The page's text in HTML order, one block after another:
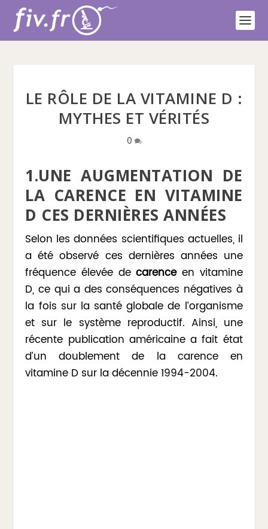
LE RÔLE DE LA VITAMINE D :
MYTHES ET VÉRITÉS
0
1.UNE AUGMENTATION DE
LA CARENCE EN VITAMINE
D CES DERNIÈRES ANNÉES
Selon les données scientifiques actuelles, il
a été observé ces dernières années une
fréquence élevée decarenceen vitamine
D, ce qui a des conséquences négatives à
la fois sur la santé globale de l’organisme
et sur le système reproductif. Ainsi, une
récente publication américaine a fait état
d’un doublement de la carence en
vitamine D sur la décennie 1994-2004.